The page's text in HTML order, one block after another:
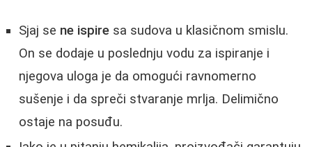
Sjaj se ne ispire sa sudova u klasičnom smislu.
On se dodaje u poslednju vodu za ispiranje i
njegova uloga je da omogući ravnomerno
sušenje i da spreči stvaranje mrlja. Delimično
ostaje na posuđu.